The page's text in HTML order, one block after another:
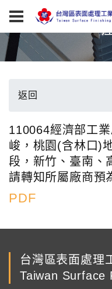
返回
110064經濟部工
峻，桃園(含林口)
段，新竹、臺南、
請轉知所屬廠商預
PDF
台灣區表面處理
Taiwan Surface